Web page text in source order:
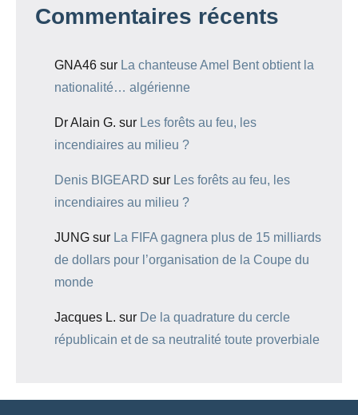
Commentaires récents
GNA46 sur La chanteuse Amel Bent obtient la
nationalité… algérienne
Dr Alain G. sur Les forêts au feu, les
incendiaires au milieu ?
Denis BIGEARD sur Les forêts au feu, les
incendiaires au milieu ?
JUNG sur La FIFA gagnera plus de 15 milliards
de dollars pour l’organisation de la Coupe du
monde
Jacques L. sur De la quadrature du cercle
républicain et de sa neutralité toute proverbiale